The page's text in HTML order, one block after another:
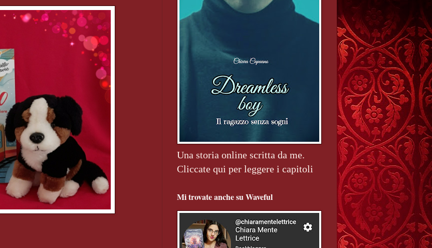
Una storia online scritta da me.
Cliccate qui per leggere i capitoli
Mi trovate anche su Waveful